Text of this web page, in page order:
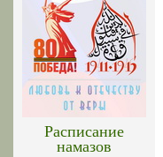
Расписание
намазов